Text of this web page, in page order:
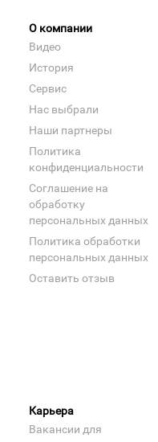
О компании
Видео
История
Сервис
Нас выбрали
Наши партнеры
Политика
конфиденциальности
Соглашение на
обработку
персональных данных
Политика обработки
персональных данных
Оставить отзыв
Карьера
Вакансии для